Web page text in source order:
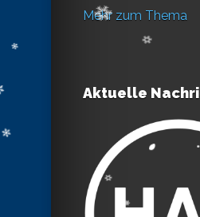
Mehr zum Thema
Aktuelle